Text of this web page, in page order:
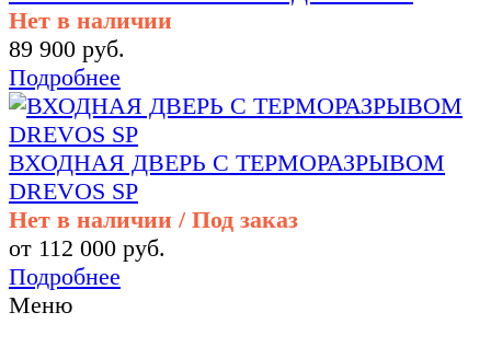
Нет в наличии
89 900 руб.
Подробнее
ВХОДНАЯ ДВЕРЬ С ТЕРМОРАЗРЫВОМ
DREVOS SP
Нет в наличии / Под заказ
от 112 000 руб.
Подробнее
Меню